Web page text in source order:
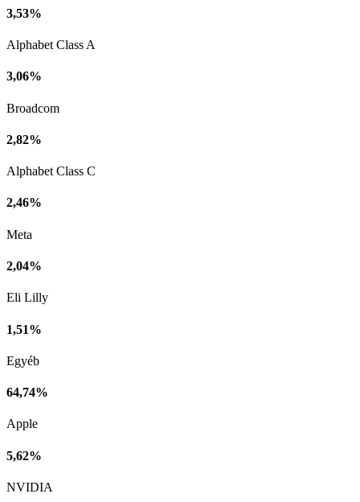
3,53%
Alphabet Class A
3,06%
Broadcom
2,82%
Alphabet Class C
2,46%
Meta
2,04%
Eli Lilly
1,51%
Egyéb
64,74%
Apple
5,62%
NVIDIA